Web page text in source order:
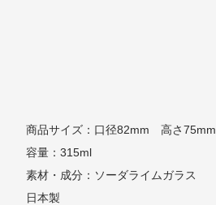
商品サイズ：口径82mm 高さ75mm
容量：315ml
素材・成分：ソーダライムガラス
日本製